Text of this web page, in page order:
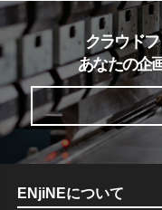
クラウドフ
あなたの企
ENjiNEについて